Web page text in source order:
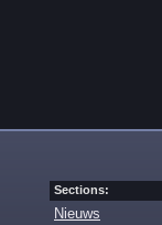
Sections:
Nieuws